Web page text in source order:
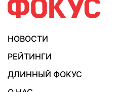
НОВОСТИ
РЕЙТИНГИ
ДЛИННЫЙ ФОКУС